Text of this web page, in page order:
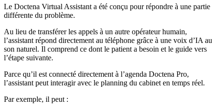
Le Doctena Virtual Assistant a été conçu pour répondre à une partie
différente du problème.
Au lieu de transférer les appels à un autre opérateur humain,
l’assistant répond directement au téléphone grâce à une voix d’IA au
son naturel. Il comprend ce dont le patient a besoin et le guide vers
l’étape suivante.
Parce qu’il est connecté directement à l’agenda Doctena Pro,
l’assistant peut interagir avec le planning du cabinet en temps réel.
Par exemple, il peut :